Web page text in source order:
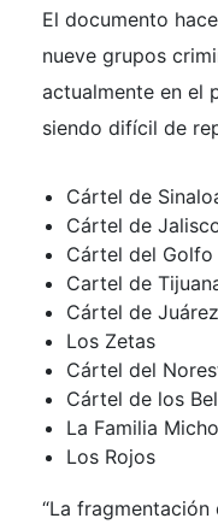
El documento
nueve grupos
actualmente en el
siendo difícil de
Cártel de
Cártel de
Cártel del Golfo
Cartel de
Cártel de Juárez
Los Zetas
Cártel del
Cártel de los
La Familia
Los Rojos
“La